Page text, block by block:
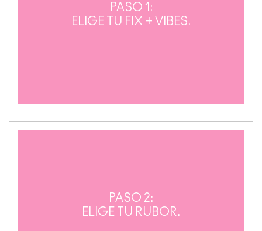
PASO 1:
ELIGE TU FIX + VIBES.
PASO 2:
ELIGE TU RUBOR.